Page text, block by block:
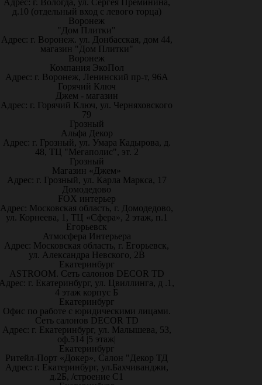
Адрес: г. Вологда, ул. Сергея Преминина,
д.10 (отдельный вход с левого торца)
Воронеж
"Дом Плитки"
Адрес: г. Воронеж. ул. Донбасская, дом 44,
магазин "Дом Плитки"
Воронеж
Компания ЭкоПол
Адрес: г. Воронеж, Ленинский пр-т, 96А
Горячий Ключ
Джем - магазин
Адрес: г. Горячий Ключ, ул. Черняховского
79
Грозный
Альфа Декор
Адрес: г. Грозный, ул. Умара Кадырова, д.
48, ТЦ "Мегаполис", эт. 2
Грозный
Магазин «Джем»
Адрес: г. Грозный, ул. Карла Маркса, 17
Домодедово
FOX интерьер
Адрес: Московская область, г. Домодедово,
ул. Корнеева, 1, ТЦ «Сфера», 2 этаж, п.1
Егорьевск
Атмосфера Интерьера
Адрес: Московская область, г. Егорьевск,
ул. Александра Невского, 2В
Екатеринбург
ASTROOM. Сеть салонов DECOR TD
г. Екатеринбург, ул. Цвиллинга, д .1,
4 этаж корпус Б
Екатеринбург
Офис по работе с юридическими лицами.
Сеть салонов DECOR TD
Адрес: г. Екатеринбург, ул. Малышева, 53,
оф.514 |5 этаж|
Екатеринбург
Ритейл-Порт «Докер», Салон "Декор ТД
Адрес: г. Екатеринбург, ул.Бахчиванджи,
д.2Б, /строение С1